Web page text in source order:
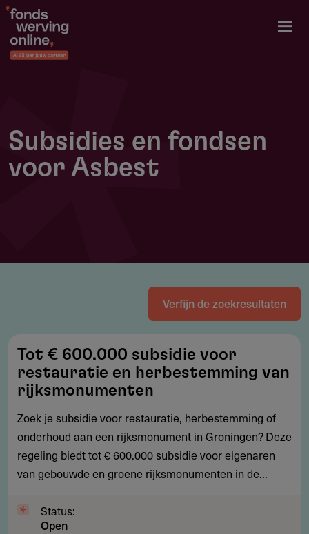
Overslaan
naar
de
Subsidies en fondsen
voor Asbest
Verfijn de zoekresultaten
€
600.000
subsidie
voor
restauratie
en
herbestemming
rijksmonumenten
Tot € 600.000 subsidie voor
restauratie en herbestemming van
rijksmonumenten
Zoek je subsidie voor restauratie, herbestemming of
onderhoud aan een rijksmonument in Groningen? Deze
regeling biedt tot € 600.000 subsidie voor eigenaren
van gebouwde en groene rijksmonumenten in de...
Status:
Open